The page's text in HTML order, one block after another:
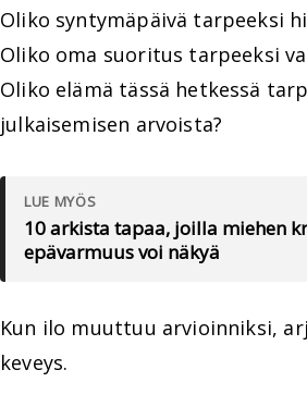
Oliko syntymäpäivä tarpeeksi
Oliko oma suoritus tarpeeksi
Oliko elämä tässä hetkessä
julkaisemisen arvoista?
LUE MYÖS
10 arkista tapaa, joilla miehen
epävarmuus voi näkyä
Kun ilo muuttuu arvioinniksi,
keveys.